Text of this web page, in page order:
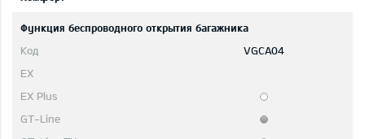
Функция беспроводного открытия багажника
VGCA04